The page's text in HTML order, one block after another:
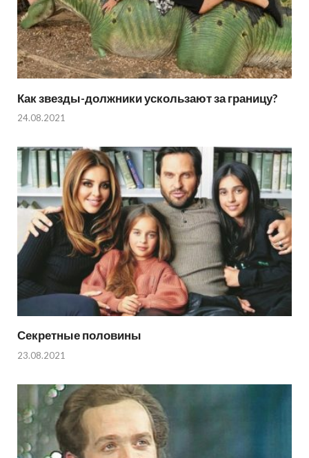
Как звезды-должники ускользают за границу?
24.08.2021
Секретные половины
23.08.2021